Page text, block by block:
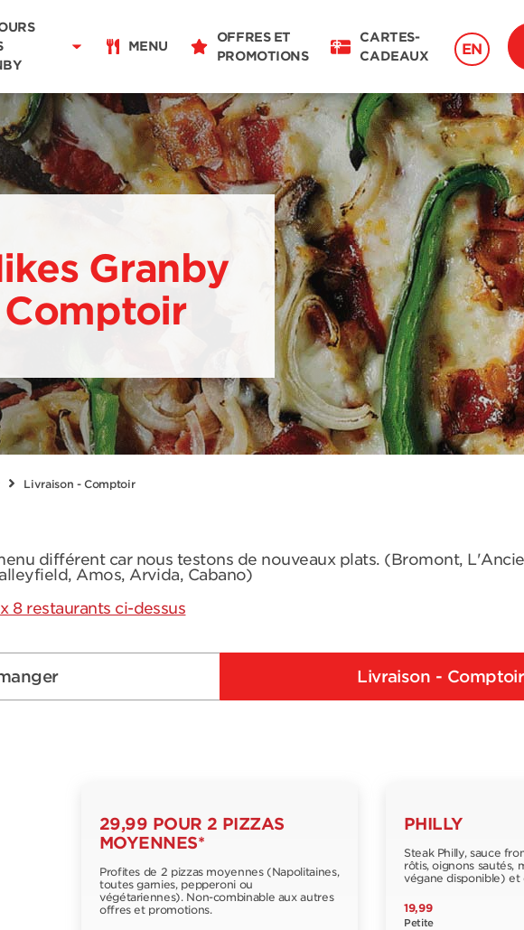
Pour emporter
Détails du restaurant Changer de restaurant
MENU
OFFRES ET
PROMOTIONS
CARTES-
CADEAUX
EN
Granby
Livraison - Comptoir
différent car nous testons de nouveaux plats. (Bromont,
Amos, Arvida, Cabano)
8 restaurants ci-dessus
Livraison - Comptoir
29,99 POUR 2 PIZZAS
MOYENNES*
Profites de 2 pizzas moyennes (Napolitaines,
toutes garnies, pepperoni ou
végétariennes). Non-combinable aux autres
offres et promotions.
PHILLY
Steak Philly, sauce
rôtis, oignons sautés,
végane disponible) et
19,99
Petite